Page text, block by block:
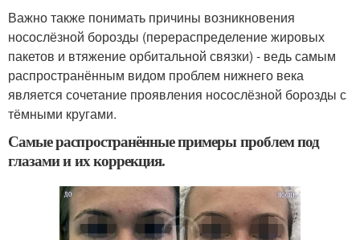
Важно также понимать причины возникновения
носослёзной борозды (перераспределение жировых
пакетов и втяжение орбитальной связки) - ведь самым
распространённым видом проблем нижнего века
является сочетание проявления носослёзной борозды с
тёмными кругами.
Самые распространённые примеры проблем под
глазами и их коррекция.